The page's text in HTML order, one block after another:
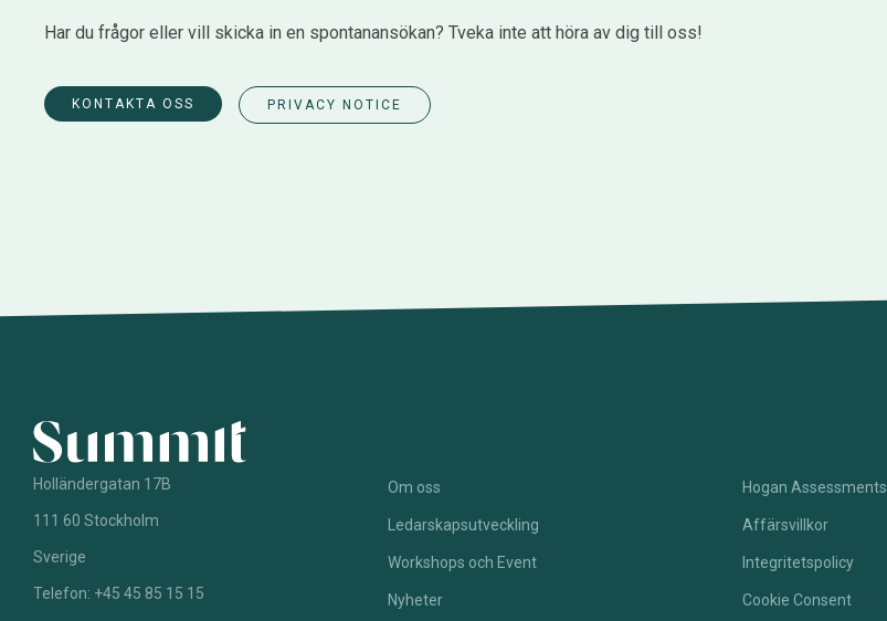
Har du frågor eller vill skicka in en spontanansökan? Tveka inte att höra av dig till oss!
KONTAKTA OSS PRIVACY NOTICE
Holländergatan 17B
111 60 Stockholm
Sverige
Telefon: +45 45 85 15 15
Om oss
Ledarskapsutveckling
Workshops och Event
Nyheter
Hogan Assessments
Affärsvillkor
Integritetspolicy
Cookie Consent